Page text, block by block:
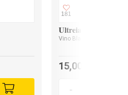
181
Ultreia Godello 2024
Vino Blanco
15,00
-